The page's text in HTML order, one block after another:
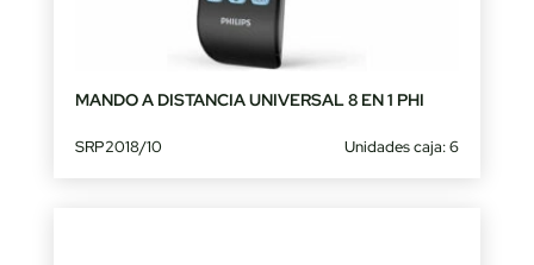
MANDO A DISTANCIA UNIVERSAL 8 EN 1 PHI
SRP2018/10 Unidades caja: 6